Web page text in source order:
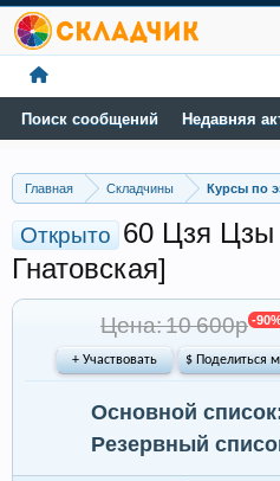
Главная Складчины Курсы по
Открыто 60 Цзя
Гнатовская]
Цена: 10 600р -
+ Участвовать $ Поделиться
Основной
Резервный
Поиск сообщений Недавняя